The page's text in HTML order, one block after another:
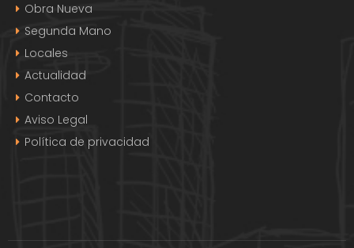
Obra Nueva
Segunda Mano
Locales
Actualidad
Contacto
Aviso Legal
Política de privacidad